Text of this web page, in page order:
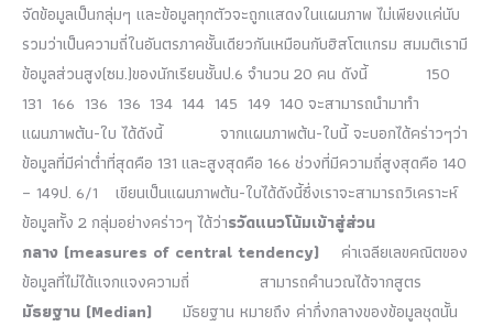
จัดข้อมูลเป็นกลุ่มๆ และข้อมูลทุกตัวจะถูกแสดงในแผนภาพ ไม่เพียงแค่นับ
รวมว่าเป็นความถี่ในอันตรภาคชั้นเดียวกันเหมือนกับฮิสโตแกรม สมมติเรามี
ข้อมูลส่วนสูง(ซม.)ของนักเรียนชั้นป.6 จำนวน 20 คน ดังนี้ 150
131 166 136 136 134 144 145 149 140 จะสามารถนำมาทำ
แผนภาพต้น-ใบ ได้ดังนี้ จากแผนภาพต้น-ใบนี้ จะบอกได้คร่าวๆว่า
ข้อมูลที่มีค่าต่ำที่สุดคือ 131 และสูงสุดคือ 166 ช่วงที่มีความถี่สูงสุดคือ 140
– 149ป. 6/1 เขียนเป็นแผนภาพต้น-ใบได้ดังนี้ซึ่งเราจะสามารถวิเคราะห์
ข้อมูลทั้ง 2 กลุ่มอย่างคร่าวๆ ได้ว่ารวัดแนวโน้มเข้าสู่ส่วน
กลาง (measures of central tendency) ค่าเฉลียเลขคณิตของ
ข้อมูลที่ไม่ได้แจกแจงความถี่ สามารถคำนวณได้จากสูตร
มัธยฐาน (Median) มัธยฐาน หมายถึง ค่ากึ่งกลางของข้อมูลชุดนั้น